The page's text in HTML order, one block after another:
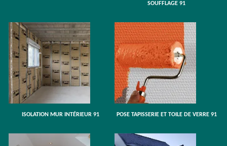
SOUFFLAGE 91
ISOLATION MUR INTÉRIEUR 91 POSE TAPISSERIE ET TOILE DE VERRE 91